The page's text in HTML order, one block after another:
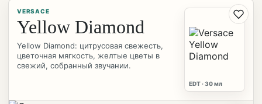
VERSACE
Yellow Diamond
Yellow Diamond: цитрусовая свежесть,
цветочная мягкость, желтые цветы в
свежий, собранный звучании.
EDT · 30 мл